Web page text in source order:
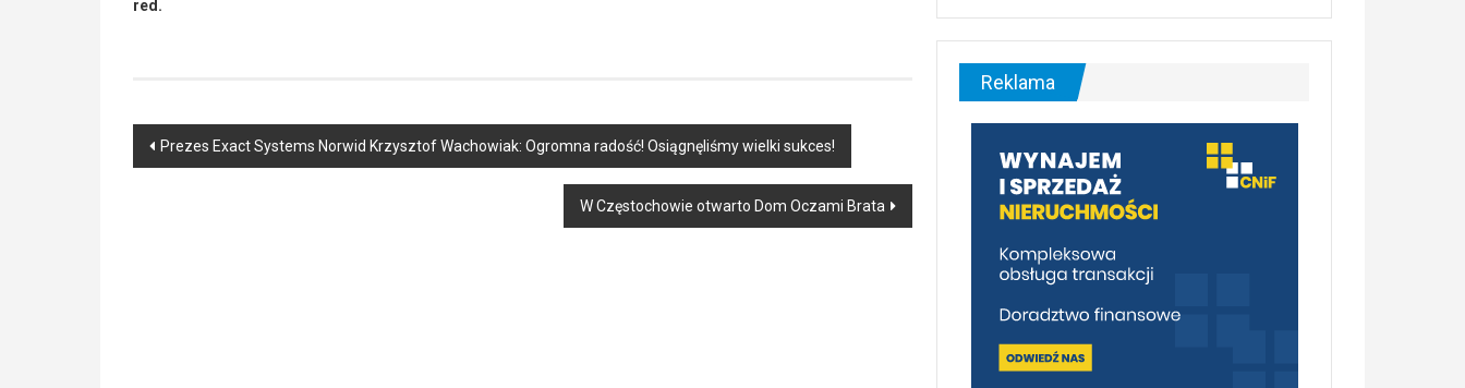
red.
Post
Prezes Exact Systems Norwid Krzysztof Wachowiak: Ogromna radość! Osiągnęliśmy wielki sukces!
W Częstochowie otwarto Dom Oczami Brata
–
malownicza
[fotorelacja]
Reklama